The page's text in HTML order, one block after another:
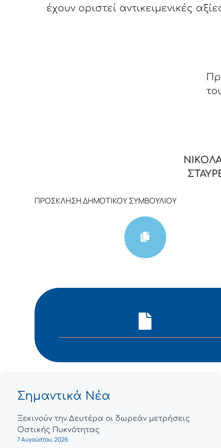
έχουν οριστεί αντικειμενικές
ΠΡΟΣΚΛΗΣΗ ΔΗΜΟΤΙΚΟΥ ΣΥΜΒΟΥΛΙΟΥ
Σημαντικά Νέα
Ξεκινούν την Δευτέρα οι δωρεάν μετρήσεις
Οστικής Πυκνότητας
7 Αυγούστου, 2026